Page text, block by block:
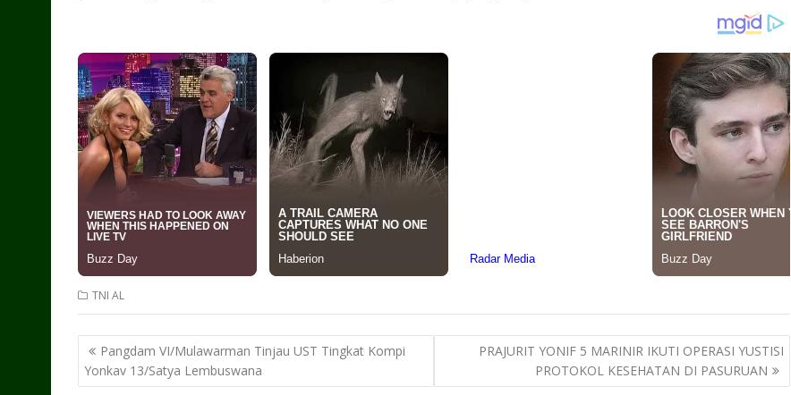
Post
navigation
Pangdam VI/Mulawarman Tinjau UST Tingkat Kompi
Yonkav 13/Satya Lembuswana
PRAJURIT YONIF 5 MARINIR IKUTI OPERASI YUSTISI
PROTOKOL KESEHATAN DI PASURUAN